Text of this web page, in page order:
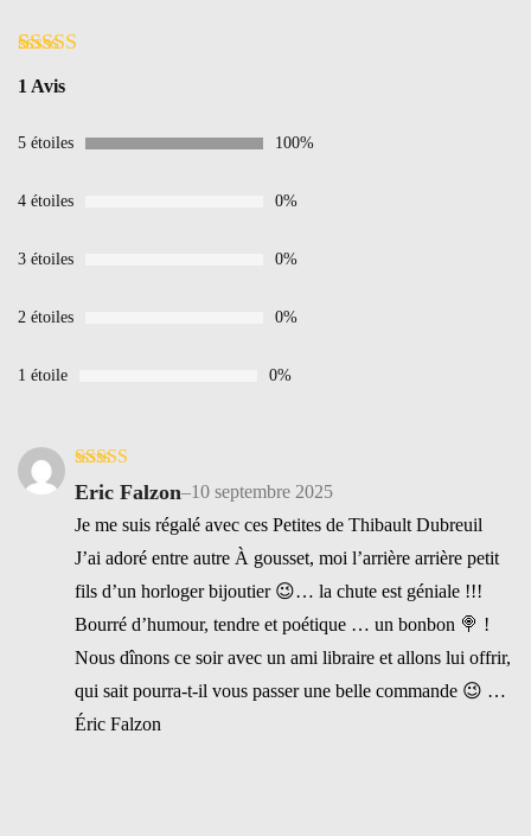
Noté
sur 5 basé
1
client
1 Avis
5 étoiles 100%
4 étoiles 0%
3 étoiles 0%
2 étoiles 0%
1 étoile 0%
Note 5sur 5
Eric Falzon–10 septembre 2025
Je me suis régalé avec ces Petites de Thibault Dubreuil
J’ai adoré entre autre À gousset, moi l’arrière arrière petit
fils d’un horloger bijoutier 😉… la chute est géniale !!!
Bourré d’humour, tendre et poétique … un bonbon 🍭 !
Nous dînons ce soir avec un ami libraire et allons lui offrir,
qui sait pourra-t-il vous passer une belle commande 😉 …
Éric Falzon